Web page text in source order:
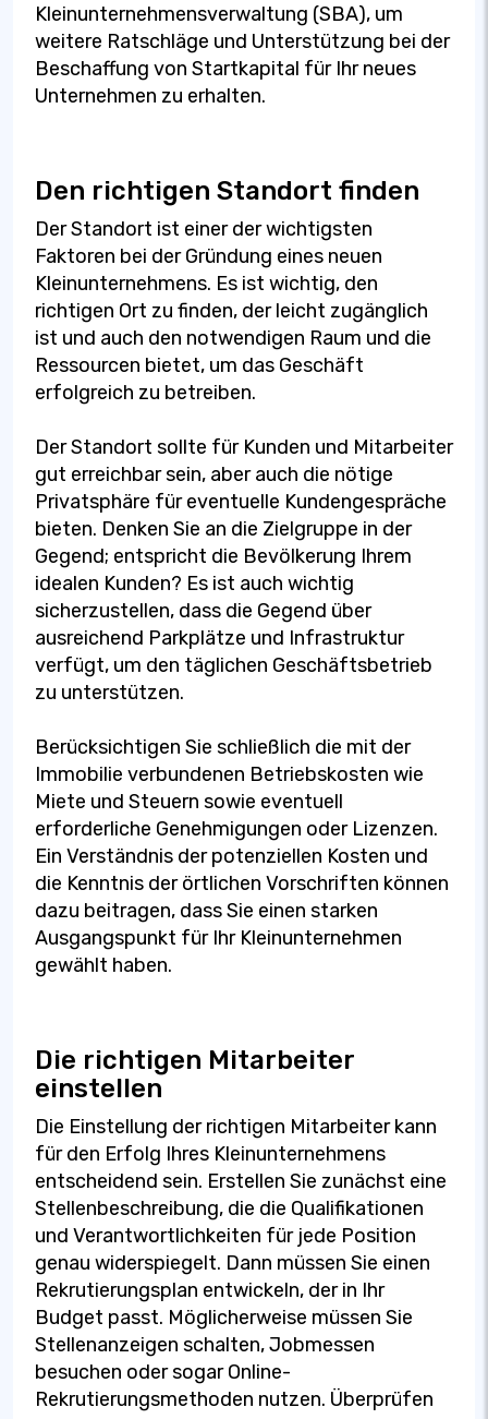
Kleinunternehmensverwaltung (SBA), um
weitere Ratschläge und Unterstützung bei der
Beschaffung von Startkapital für Ihr neues
Unternehmen zu erhalten.
Den richtigen Standort finden
Der Standort ist einer der wichtigsten
Faktoren bei der Gründung eines neuen
Kleinunternehmens. Es ist wichtig, den
richtigen Ort zu finden, der leicht zugänglich
ist und auch den notwendigen Raum und die
Ressourcen bietet, um das Geschäft
erfolgreich zu betreiben.
Der Standort sollte für Kunden und Mitarbeiter
gut erreichbar sein, aber auch die nötige
Privatsphäre für eventuelle Kundengespräche
bieten. Denken Sie an die Zielgruppe in der
Gegend; entspricht die Bevölkerung Ihrem
idealen Kunden? Es ist auch wichtig
sicherzustellen, dass die Gegend über
ausreichend Parkplätze und Infrastruktur
verfügt, um den täglichen Geschäftsbetrieb
zu unterstützen.
Berücksichtigen Sie schließlich die mit der
Immobilie verbundenen Betriebskosten wie
Miete und Steuern sowie eventuell
erforderliche Genehmigungen oder Lizenzen.
Ein Verständnis der potenziellen Kosten und
die Kenntnis der örtlichen Vorschriften können
dazu beitragen, dass Sie einen starken
Ausgangspunkt für Ihr Kleinunternehmen
gewählt haben.
Die richtigen Mitarbeiter
einstellen
Die Einstellung der richtigen Mitarbeiter kann
für den Erfolg Ihres Kleinunternehmens
entscheidend sein. Erstellen Sie zunächst eine
Stellenbeschreibung, die die Qualifikationen
und Verantwortlichkeiten für jede Position
genau widerspiegelt. Dann müssen Sie einen
Rekrutierungsplan entwickeln, der in Ihr
Budget passt. Möglicherweise müssen Sie
Stellenanzeigen schalten, Jobmessen
besuchen oder sogar Online-
Rekrutierungsmethoden nutzen. Überprüfen